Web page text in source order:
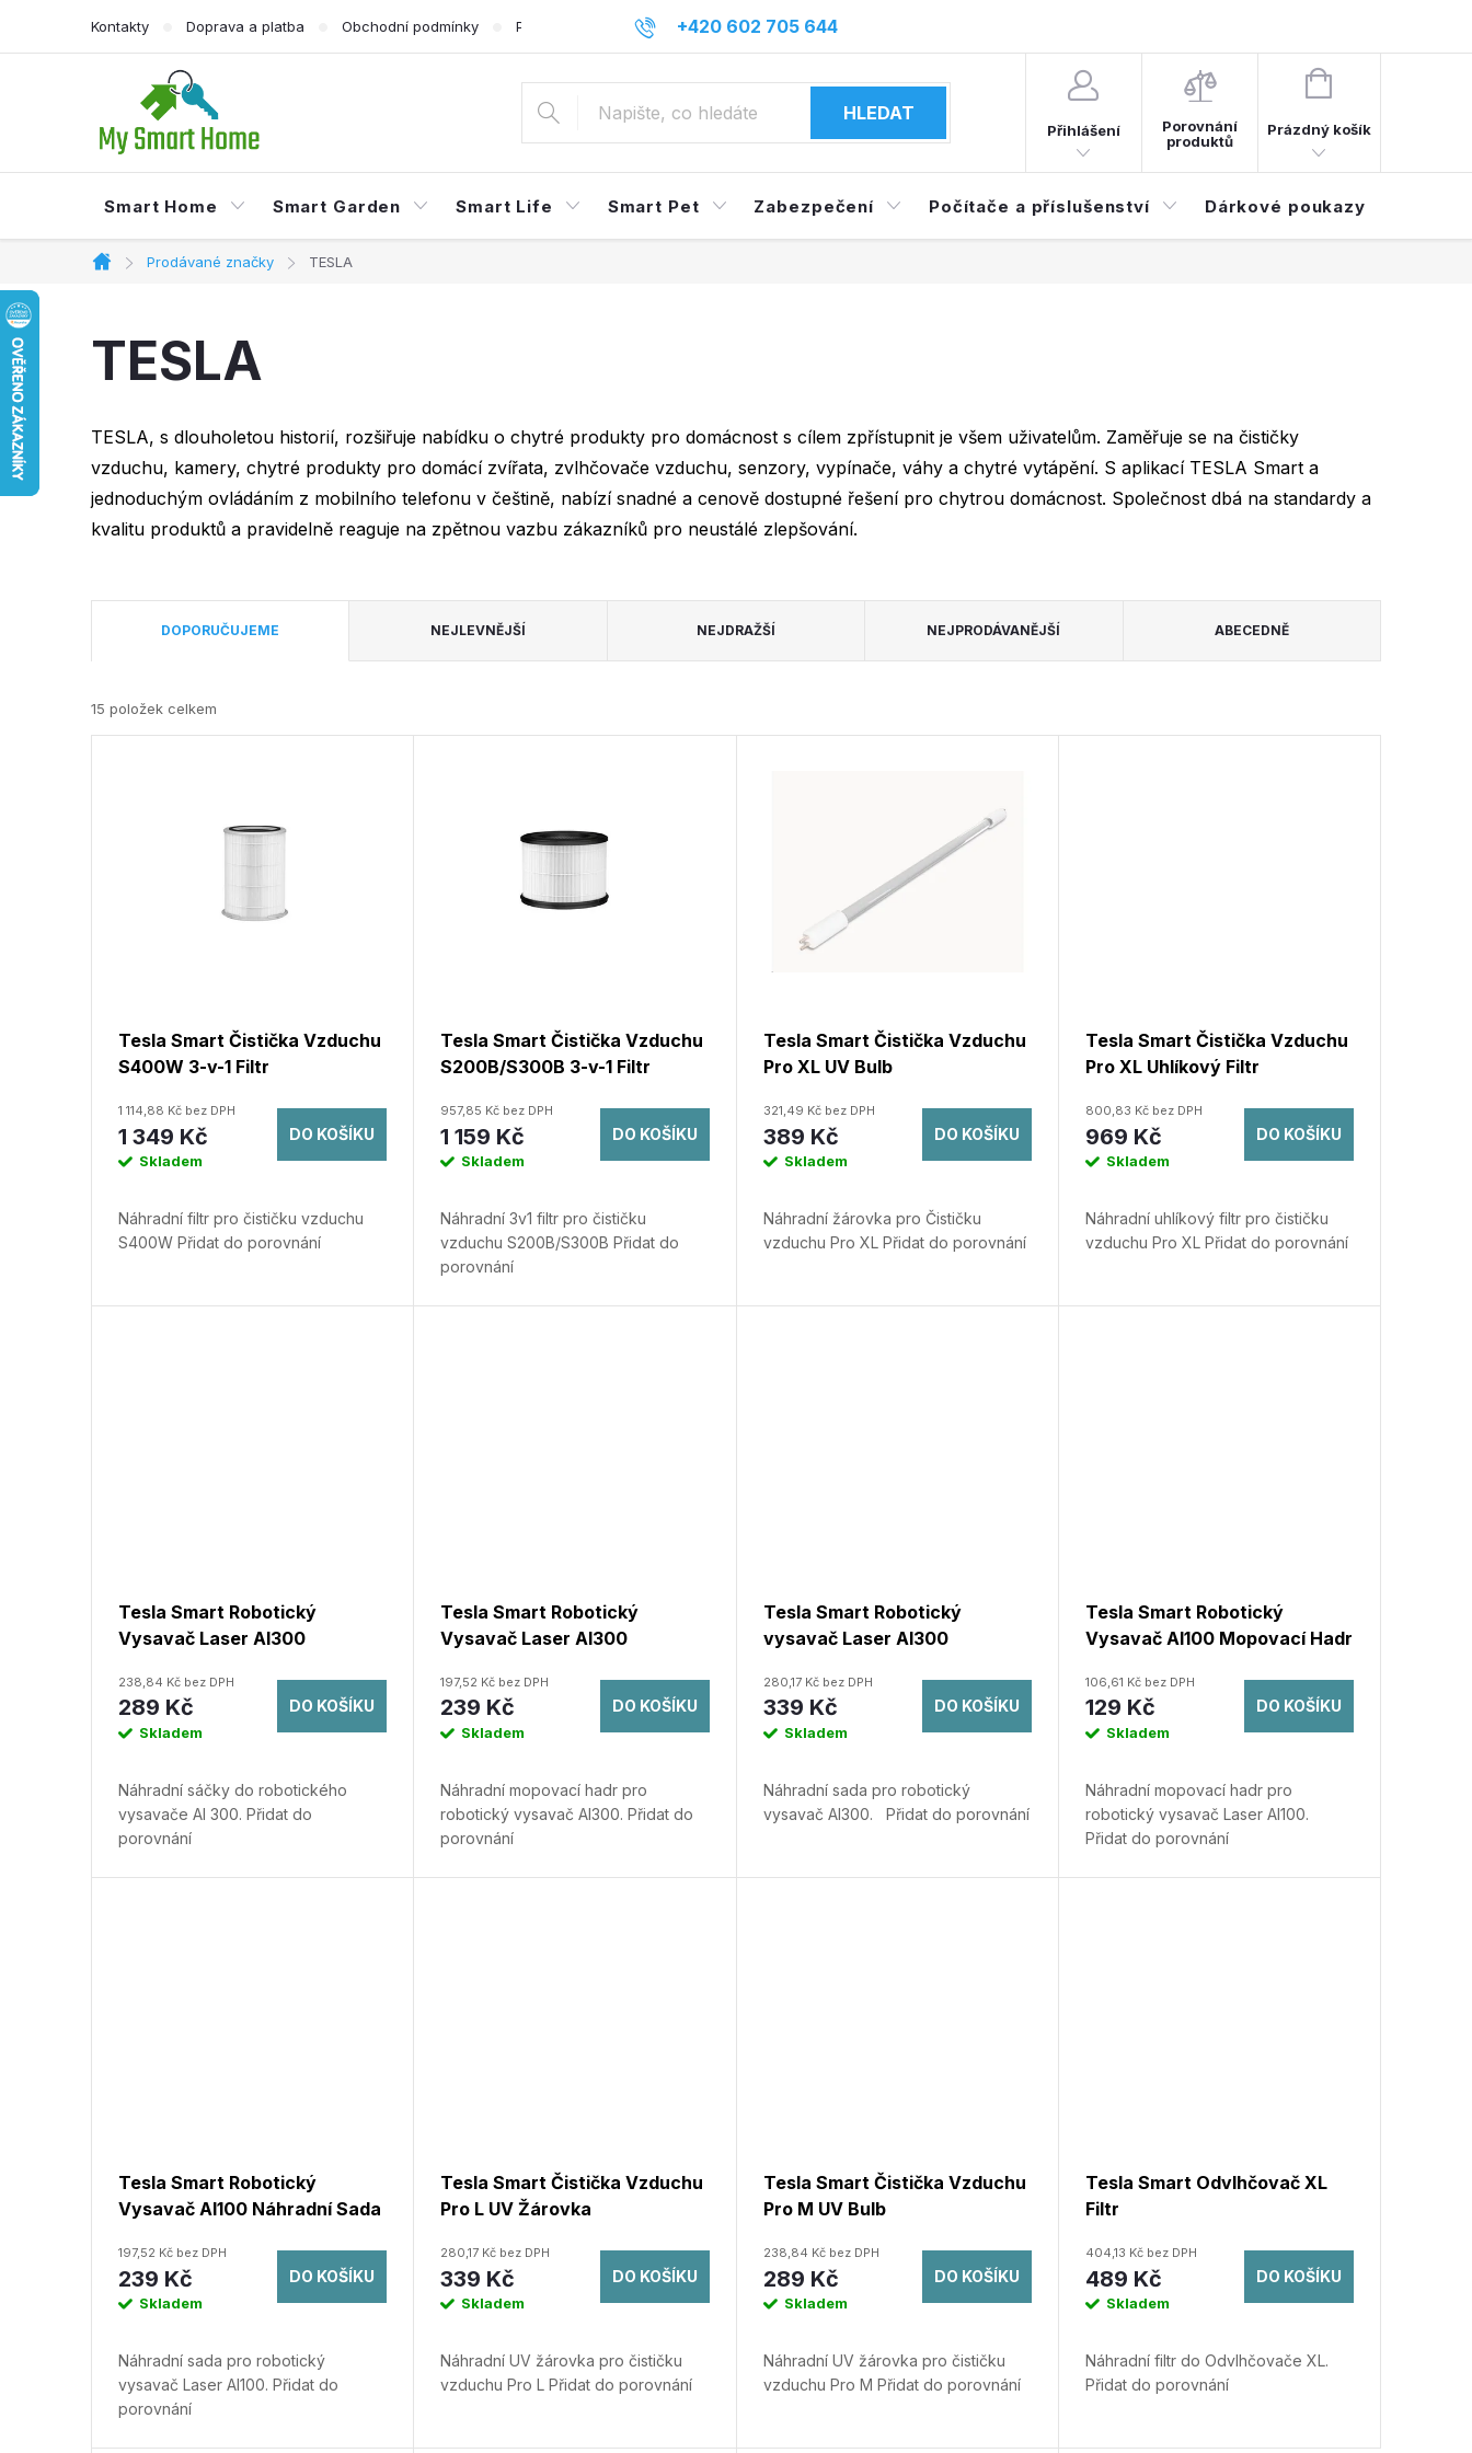
+420 602 705 644
info@mysmarthome.cz
Kontakty Doprava a platba Obchodní podmínky Podmínky ochrany osobních údajů Reklamace a odstoupení od smlouvy
HLEDAT
Přihlášení
Porovnání
produktů
NÁKUPNÍ
Prázdný košík
Smart Home Smart Garden Smart Life Smart Pet Zabezpečení Počítače a příslušenství Dárkové poukazy
Domů
Prodávané značky TESLA
TESLA
TESLA, s dlouholetou historií, rozšiřuje nabídku o chytré produkty pro domácnost s cílem zpřístupnit je všem uživatelům. Zaměřuje se na čističky
vzduchu, kamery, chytré produkty pro domácí zvířata, zvlhčovače vzduchu, senzory, vypínače, váhy a chytré vytápění. S aplikací TESLA Smart a
jednoduchým ovládáním z mobilního telefonu v češtině, nabízí snadné a cenově dostupné řešení pro chytrou domácnost. Společnost dbá na standardy a
kvalitu produktů a pravidelně reaguje na zpětnou vazbu zákazníků pro neustálé zlepšování.
z
DOPORUČUJEME NEJLEVNĚJŠÍ NEJDRAŽŠÍ NEJPRODÁVANĚJŠÍ ABECEDNĚ
15 položek celkem
k
Tesla Smart Čistička Vzduchu
S400W 3-v-1 Filtr
1 114,88 Kč bez DPH
1 349 Kč
Skladem
DO KOŠÍKU
Náhradní filtr pro čističku vzduchu
S400W Přidat do porovnání
Tesla Smart Čistička Vzduchu
S200B/S300B 3-v-1 Filtr
957,85 Kč bez DPH
1 159 Kč
Skladem
DO KOŠÍKU
Náhradní 3v1 filtr pro čističku
vzduchu S200B/S300BPřidat do
porovnání
Tesla Smart Čistička Vzduchu
Pro XL UV Bulb
321,49 Kč bez DPH
389 Kč
Skladem
DO KOŠÍKU
Náhradní žárovka pro Čističku
vzduchu Pro XL Přidat do porovnání
Tesla Smart Čistička Vzduchu
Pro XL Uhlíkový Filtr
800,83 Kč bez DPH
969 Kč
Skladem
DO KOŠÍKU
Náhradní uhlíkový filtr pro čističku
vzduchu Pro XL Přidat do porovnání
Tesla Smart Robotický
Vysavač Laser AI300
238,84 Kč bez DPH
289 Kč
Skladem
DO KOŠÍKU
Náhradní sáčky do robotického
vysavače AI 300. Přidat do
porovnání
Tesla Smart Robotický
Vysavač Laser AI300
197,52 Kč bez DPH
239 Kč
Skladem
DO KOŠÍKU
Náhradní mopovací hadr pro
robotický vysavač AI300.Přidat do
porovnání
Tesla Smart Robotický
vysavač Laser AI300
280,17 Kč bez DPH
339 Kč
Skladem
DO KOŠÍKU
Náhradní sada pro robotický
vysavač AI300. Přidat do porovnání
Tesla Smart Robotický
Vysavač AI100 Mopovací Hadr
106,61 Kč bez DPH
129 Kč
Skladem
DO KOŠÍKU
Náhradní mopovací hadr pro
robotický vysavač Laser AI100.
Přidat do porovnání
Tesla Smart Robotický
Vysavač AI100 Náhradní Sada
197,52 Kč bez DPH
239 Kč
Skladem
DO KOŠÍKU
Náhradní sada pro robotický
vysavač Laser AI100. Přidat do
porovnání
Tesla Smart Čistička Vzduchu
Pro L UV Žárovka
280,17 Kč bez DPH
339 Kč
Skladem
DO KOŠÍKU
Náhradní UV žárovka pro čističku
vzduchu Pro LPřidat do porovnání
Tesla Smart Čistička Vzduchu
Pro M UV Bulb
238,84 Kč bez DPH
289 Kč
Skladem
DO KOŠÍKU
Náhradní UV žárovka pro čističku
vzduchu Pro M Přidat do porovnání
Tesla Smart Odvlhčovač XL
Filtr
404,13 Kč bez DPH
489 Kč
Skladem
DO KOŠÍKU
Náhradní filtr do Odvlhčovače XL.
Přidat do porovnání